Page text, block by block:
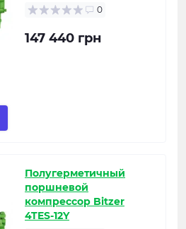
0
147 440 грн
Полугерметичный
поршневой
компрессор Bitzer
4TES-12Y